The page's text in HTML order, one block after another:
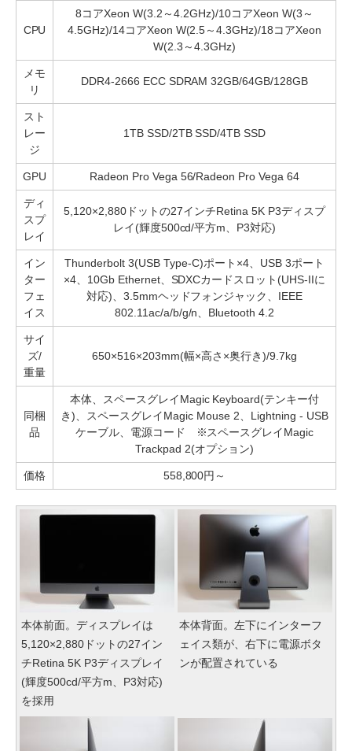
CPU
8コアXeon W(3.2～4.2GHz)/10コアXeon W(3～
4.5GHz)/14コアXeon W(2.5～4.3GHz)/18コアXeon
W(2.3～4.3GHz)
メモ
リ
DDR4-2666 ECC SDRAM 32GB/64GB/128GB
スト
レー
ジ
1TB SSD/2TB SSD/4TB SSD
GPU Radeon Pro Vega 56/Radeon Pro Vega 64
ディ
スプ
レイ
5,120×2,880ドットの27インチRetina 5K P3ディスプ
レイ(輝度500cd/平方m、P3対応)
イン
ター
フェ
イス
Thunderbolt 3(USB Type-C)ポート×4、USB 3ポート
×4、10Gb Ethernet、SDXCカードスロット(UHS-IIに
対応)、3.5mmヘッドフォンジャック、IEEE
802.11ac/a/b/g/n、Bluetooth 4.2
サイ
ズ/
重量
650×516×203mm(幅×高さ×奥行き)/9.7kg
同梱
品
本体、スペースグレイMagic Keyboard(テンキー付
き)、スペースグレイMagic Mouse 2、Lightning - USB
ケーブル、電源コード ※スペースグレイMagic
Trackpad 2(オプション)
価格 558,800円～
本体前面。ディスプレイは
5,120×2,880ドットの27イン
チRetina 5K P3ディスプレイ
(輝度500cd/平方m、P3対応)
を採用
本体背面。左下にインターフ
ェイス類が、右下に電源ボタ
ンが配置されている